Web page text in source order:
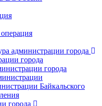
администрации города
города
города
Байкальского
города